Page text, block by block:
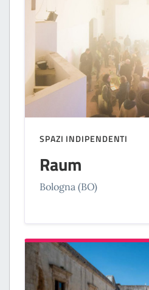
SPAZI INDIPENDENTI
Raum
Bologna (BO)